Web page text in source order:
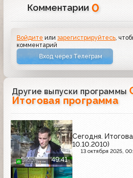
Комментарии 0
Войдите илизарегистрируйтесь ,
комментарий
Вход через Телеграм
Другие выпуски программы
Итоговая программа
49:41
Сегодня.
10.10.2010)
13 октября 2025,